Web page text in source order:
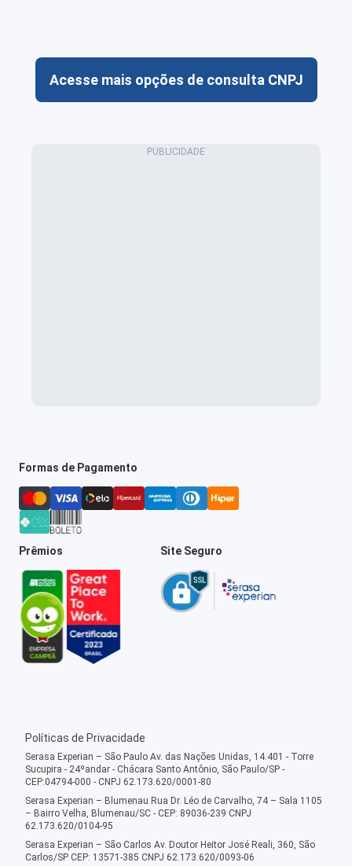
Acesse mais opções de consulta CNPJ
Formas de Pagamento
Prêmios Site Seguro
Políticas de Privacidade
Serasa Experian – São Paulo Av. das Nações Unidas, 14.401 - Torre
Sucupira - 24ºandar - Chácara Santo Antônio, São Paulo/SP -
CEP:04794-000 - CNPJ 62.173.620/0001-80
Serasa Experian – Blumenau Rua Dr. Léo de Carvalho, 74 – Sala 1105
– Bairro Velha, Blumenau/SC - CEP: 89036-239 CNPJ
62.173.620/0104-95
Serasa Experian – São Carlos Av. Doutor Heitor José Reali, 360, São
Carlos/SP CEP: 13571-385 CNPJ 62.173.620/0093-06